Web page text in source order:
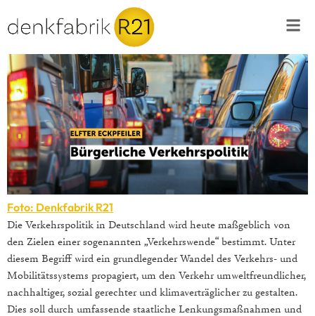
Foto: Denkfabrik R21
Die Verkehrspolitik in Deutschland wird heute maßgeblich von
den Zielen einer sogenannten „Verkehrswende“ bestimmt. Unter
diesem Begriff wird ein grundlegender Wandel des Verkehrs- und
Mobilitätssystems propagiert, um den Verkehr umweltfreundlicher,
nachhaltiger, sozial gerechter und klimaverträglicher zu gestalten.
Dies soll durch umfassende staatliche Lenkungsmaßnahmen und